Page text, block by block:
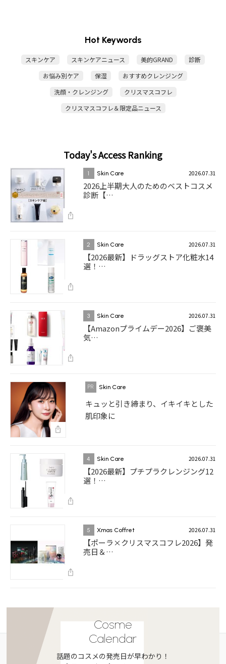
Hot Keywords
スキンケア スキンケアニュース 美的GRAND
診断
お悩み別ケア
保湿
おすすめクレンジング
洗顔・クレンジング
クリスマスコフレ
クリスマスコフレ＆限定品ニュース
Today's Access Ranking
1 Skin Care 2026.07.31
2026上半期大人のためのベストコスメ
診断【…
2 Skin Care 2026.07.31
【2026最新】ドラッグストア化粧水14
選！…
3 Skin Care 2026.07.31
【Amazonプライムデー2026】ご褒美
気…
Skin Care
キュッと引き締まり、イキイキとした
肌印象に
4 Skin Care 2026.07.31
【2026最新】プチプラクレンジング12
選！…
5 Xmas Coffret 2026.07.31
【ポーラ×クリスマスコフレ2026】発
売日＆…
Cosme
Calendar
話題のコスメの発売日が早わかり！